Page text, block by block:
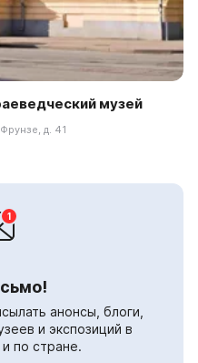
музей
д. 41
анонсы, блоги,
и экспозиций в
по стране.